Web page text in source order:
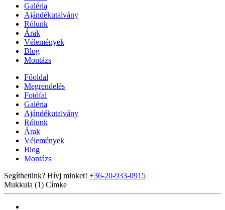
Galéria
Ajándékutalvány
Rólunk
Árak
Vélemények
Blog
Montázs
Főoldal
Megrendelés
Fotófal
Galéria
Ajándékutalvány
Rólunk
Árak
Vélemények
Blog
Montázs
Segíthetünk? Hívj minket! +36-20-933-0915
Mukkula (1) Címke